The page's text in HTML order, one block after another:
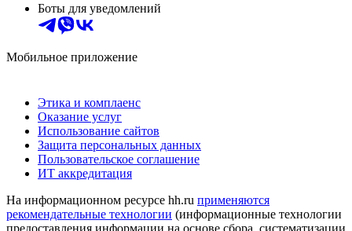
Боты для уведомлений
Мобильное приложение
Этика и комплаенс
Оказание услуг
Использование сайтов
Защита персональных данных
Пользовательское соглашение
ИТ аккредитация
На информационном ресурсе hh.ru применяются
рекомендательные технологии (информационные технологии
предоставления информации на основе сбора, систематизации